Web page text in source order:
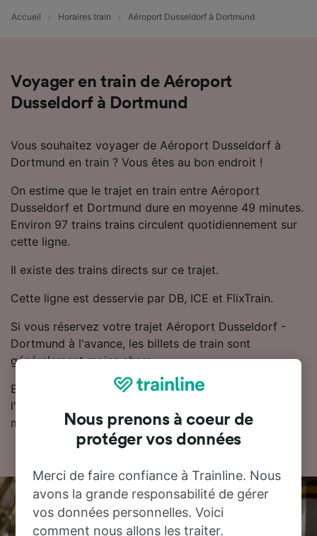
Accueil Horaires train Aéroport Dusseldorf à Dortmund
Voyager en train de Aéroport
Dusseldorf à Dortmund
Vous souhaitez voyager de Aéroport Dusseldorf à
Dortmund en train ? Vous êtes au bon endroit !
On estime que le trajet en train entre Aéroport
Dusseldorf et Dortmund dure en moyenne 49 minutes.
Environ 97 trains trains circulent quotidiennement sur
cette ligne.
Il existe des trains directs sur ce trajet.
Cette ligne est desservie par DB, ICE et FlixTrain.
Si vous réservez votre trajet Aéroport Dusseldorf -
Dortmund à l'avance, les billets de train sont
généralement moins chers.
Essayez notre planificateur de voyage pour trouver
l'horaire, le billet et le prix qui vous conviennent le
mieux.
Nous prenons à coeur de
protéger vos données
Merci de faire confiance à Trainline. Nous
avons la grande responsabilité de gérer
vos données personnelles. Voici
comment nous allons les traiter.